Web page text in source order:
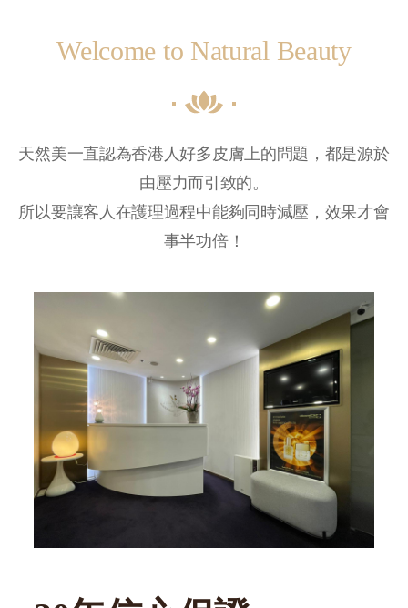
Welcome to Natural Beauty
天然美一直認為香港人好多皮膚上的問題，都是源於
由壓力而引致的。
所以要讓客人在護理過程中能夠同時減壓，效果才會
事半功倍！